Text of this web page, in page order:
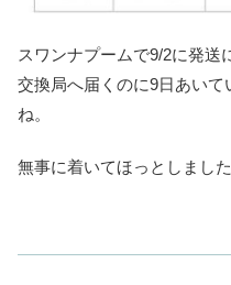
スワンナプームで9/2に発送
交換局へ届くのに9日あい
ね。
無事に着いてほっとしました